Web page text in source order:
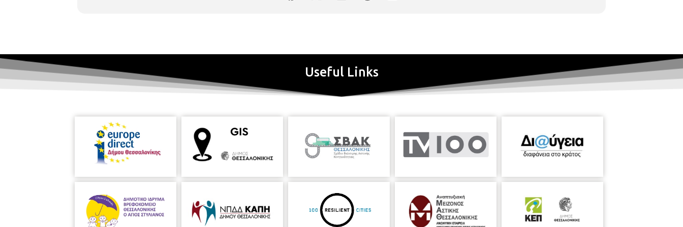
Useful Links